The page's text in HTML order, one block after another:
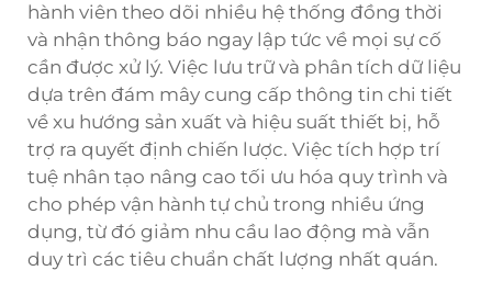
hành viên theo dõi nhiều hệ thống đồng thời
và nhận thông báo ngay lập tức về mọi sự cố
cần được xử lý. Việc lưu trữ và phân tích dữ liệu
dựa trên đám mây cung cấp thông tin chi tiết
về xu hướng sản xuất và hiệu suất thiết bị, hỗ
trợ ra quyết định chiến lược. Việc tích hợp trí
tuệ nhân tạo nâng cao tối ưu hóa quy trình và
cho phép vận hành tự chủ trong nhiều ứng
dụng, từ đó giảm nhu cầu lao động mà vẫn
duy trì các tiêu chuẩn chất lượng nhất quán.